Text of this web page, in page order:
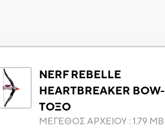
NERF REBELLE
HEARTBREAKER BOW-
ΤΟΞΟ
ΜΕΓΕΘΟΣ ΑΡΧΕΙΟΥ :1.79 MB